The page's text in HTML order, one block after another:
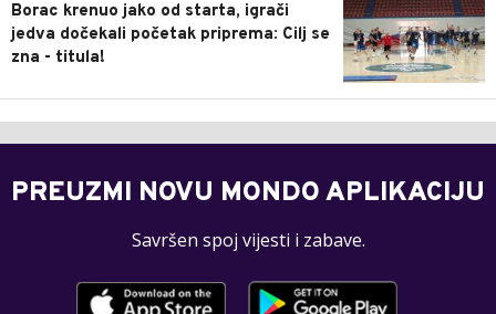
Borac krenuo jako od starta, igrači
jedva dočekali početak priprema: Cilj se
zna - titula!
PREUZMI NOVU MONDO APLIKACIJU
Savršen spoj vijesti i zabave.